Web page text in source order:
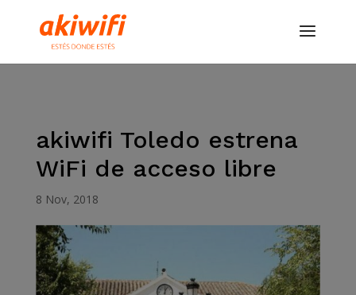
akiwifi Toledo estrena
WiFi de acceso libre
8 Nov, 2018